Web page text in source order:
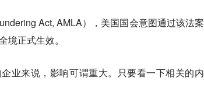
Act, AMLA），美国国会意图通过该法案
正式生效。
业来说，影响可谓重大。只要看一下相关的内